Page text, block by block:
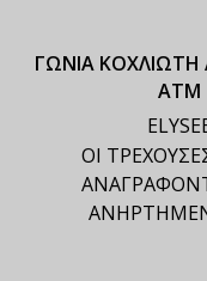
ΓΩΝΙΑ ΚΟΧΛΙΩΤΗ
ΑΤΜ
ΟΙ